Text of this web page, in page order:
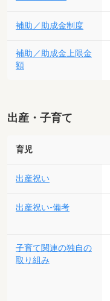
補助／助成金制度
補助／助成金上限金
額
出産・子育て
育児
出産祝い
出産祝い-備考
子育て関連の独自の
取り組み